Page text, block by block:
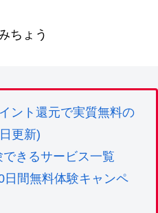
ちょう
ント還元で実質無料の
更新)
きるサービス一覧
日間無料体験キャンペ